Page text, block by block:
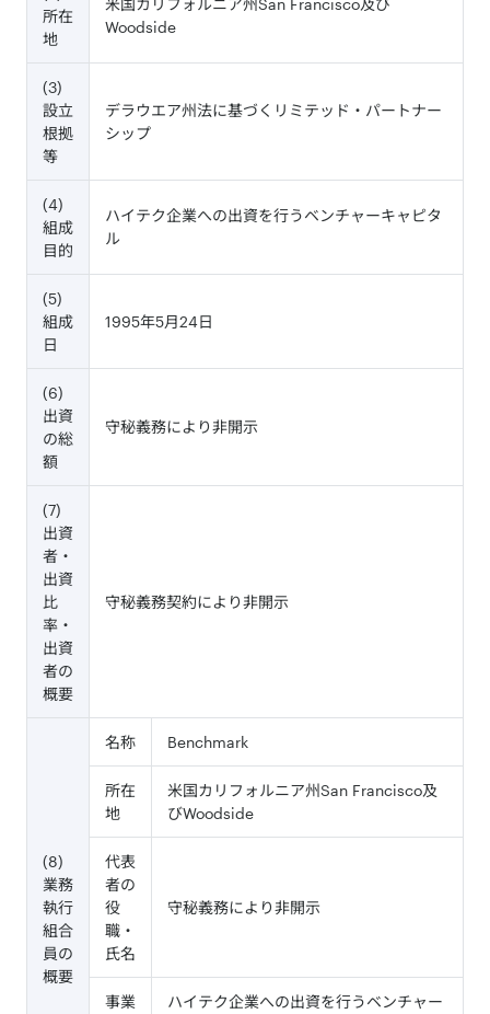
所在
地
米国カリフォルニア州San Francisco及び
Woodside
(3)
設立
根拠
等
デラウエア州法に基づくリミテッド・パートナー
シップ
(4)
組成
目的
ハイテク企業への出資を行うベンチャーキャピタ
ル
(5)
組成
日
1995年5月24日
(6)
出資
の総
額
守秘義務により非開示
(7)
出資
者・
出資
比
率・
出資
者の
概要
守秘義務契約により非開示
(8)
業務
執行
組合
員の
概要
名称 Benchmark
所在
地
米国カリフォルニア州San Francisco及
びWoodside
代表
者の
役
職・
氏名
守秘義務により非開示
事業
ハイテク企業への出資を行うベンチャー